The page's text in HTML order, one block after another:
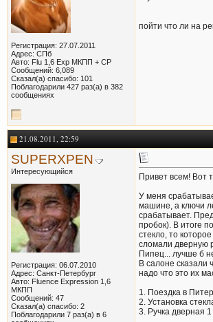
Регистрация: 27.07.2011
Адрес: СПб
Авто: Flu 1,6 Exp МКПП + СР
Сообщений: 6,089
Сказал(а) спасибо: 101
Поблагодарили 427 раз(а) в 382
сообщениях
пойти что ли на
21.08.2011, 22:59
SUPERXPEN
Интересующийся
Регистрация: 06.07.2010
Адрес: Санкт-Петербург
Авто: Fluence Expression 1,6
МКПП
Сообщений: 47
Сказал(а) спасибо: 2
Поблагодарили 7 раз(а) в 6
Привет всем! Вот
У меня
машине, а ключи
срабатывает.
пробок). В итоге
стекло, то
сломали дверную
Пипец... лучше б
В салоне сказали
надо что это их
1. Поездка в
2. Установка
3. Ручка дверная